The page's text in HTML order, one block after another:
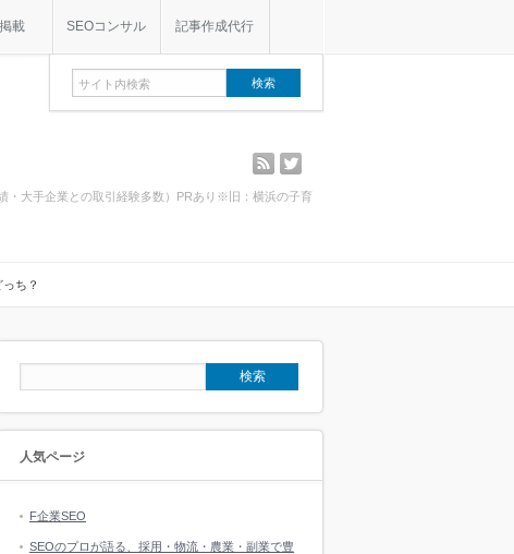
載 SEOコンサル 記事作成代行
・大手企業との取引経験多数）PRあり※旧：横浜の子育
rss
ち？
人気ページ
F企業SEO
SEOのプロが語る、採用・物流・農業・副業で豊